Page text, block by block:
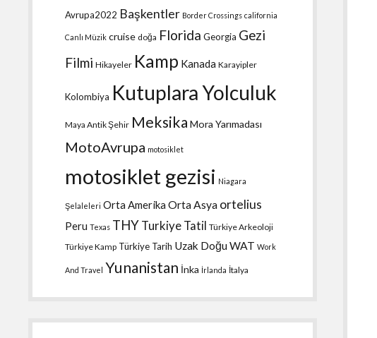
Avrupa2022 Başkentler Border Crossings california
Canlı Müzik cruise doğa Florida Georgia Gezi
Filmi Hikayeler Kamp Kanada Karayipler
Kolombiya Kutuplara Yolculuk
Maya Antik Şehir Meksika Mora Yarımadası
MotoAvrupa motosiklet
motosiklet gezisi Niagara
Şelaleleri Orta Amerika Orta Asya ortelius
Peru Texas THYTurkiye Tatil Türkiye Arkeoloji
Türkiye Kamp Türkiye Tarih Uzak DoğuWAT Work
And Travel Yunanistan İnka İrlanda İtalya